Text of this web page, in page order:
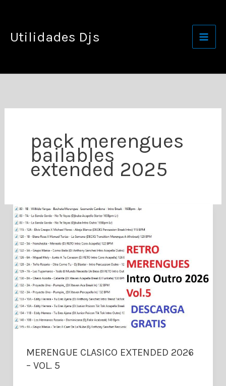
contenido
Utilidades Djs
pack merengues
bailables
extended 2025
MERENGUE CLASICO EXTENDED 2026
– VOL. 5